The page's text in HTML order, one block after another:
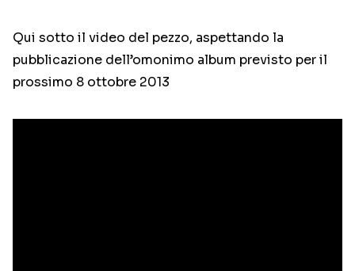
Qui sotto il video del pezzo, aspettando la
pubblicazione dell’omonimo album previsto per il
prossimo 8 ottobre 2013